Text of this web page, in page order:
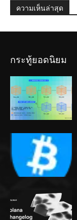
ความเห็นล่าสุด
กระทู้ยอดนิยม